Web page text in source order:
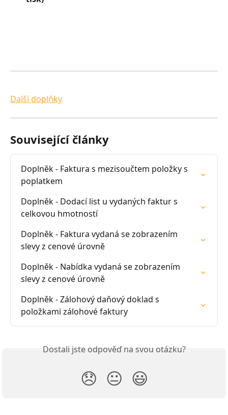
Další doplňky
Související články
Doplněk - Faktura s mezisoučtem položky s
poplatkem
Doplněk - Dodací list u vydaných faktur s
celkovou hmotností
Doplněk - Faktura vydaná se zobrazením
slevy z cenové úrovně
Doplněk - Nabídka vydaná se zobrazením
slevy z cenové úrovně
Doplněk - Zálohový daňový doklad s
položkami zálohové faktury
Dostali jste odpověď na svou otázku?
😞 😐 😃